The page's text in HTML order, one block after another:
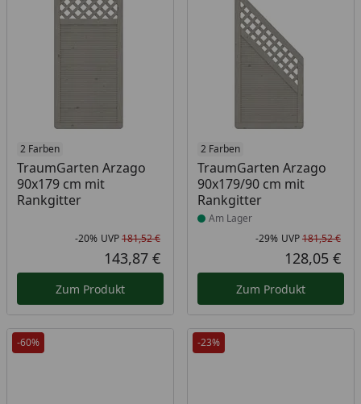
2 Farben
TraumGarten Arzago
90x179 cm mit
Rankgitter
Rabatt in Prozent
-20%
Ursprünglicher Preis
UVP181,52 €
Aktueller Preis
143,87 €
Zum Produkt
2 Farben
TraumGarten Arzago
90x179/90 cm mit
Rankgitter
Produkt am Lager
Am Lager
-29% UVP181,52 €
128,05 €
Zum Produkt
-60% -23%